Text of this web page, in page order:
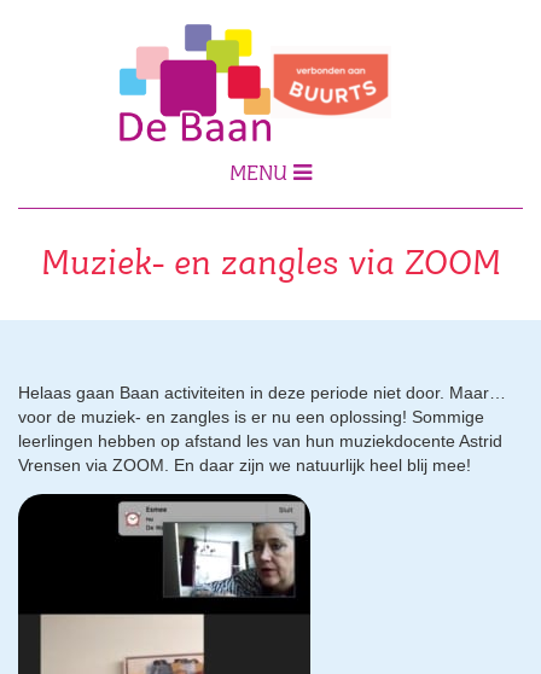
MENU
Muziek- en zangles via ZOOM
Helaas gaan Baan activiteiten in deze periode niet door. Maar…
voor de muziek- en zangles is er nu een oplossing! Sommige
leerlingen hebben op afstand les van hun muziekdocente Astrid
Vrensen via ZOOM. En daar zijn we natuurlijk heel blij mee!